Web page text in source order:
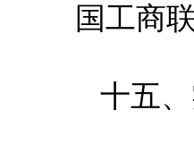
国工商
十五